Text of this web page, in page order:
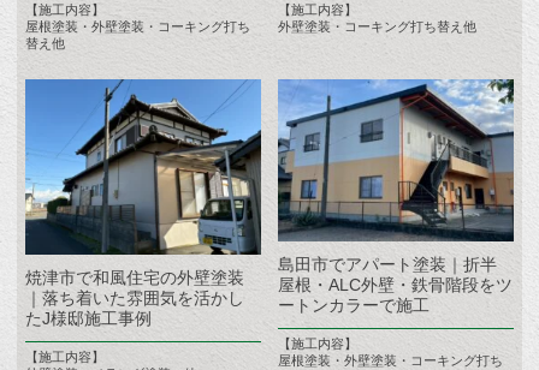
【施工内容】
屋根塗装・外壁塗装・コーキング打ち
替え他
【施工内容】
外壁塗装・コーキング打ち替え他
焼津市で和風住宅の外壁塗装
｜落ち着いた雰囲気を活かし
たJ様邸施工事例
【施工内容】
島田市でアパート塗装｜折半
屋根・ALC外壁・鉄骨階段をツ
ートンカラーで施工
【施工内容】
屋根塗装・外壁塗装・コーキング打ち